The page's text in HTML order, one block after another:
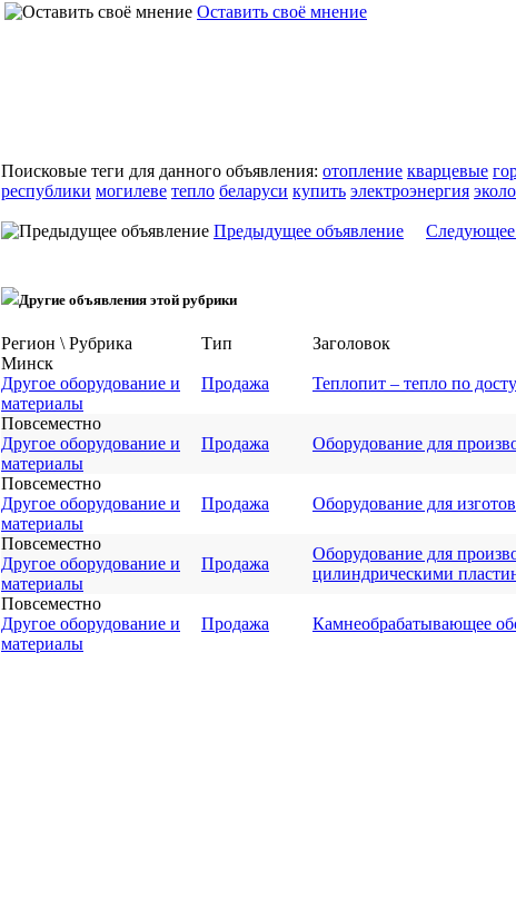
Оставить своё мнение
Поисковые теги для данного объявления: отопление кварцевые
республики могилеве тепло беларуси купить электроэнергия
Предыдущее объявление Следующее
Другие объявления этой рубрики
Регион \ Рубрика Тип Заголовок
Минск
Другое оборудование и
материалы
Продажа Теплопит – тепло по
Повсеместно
Другое оборудование и
материалы
Продажа Оборудование для
Повсеместно
Другое оборудование и
материалы
Продажа Оборудование для
Повсеместно
Другое оборудование и
материалы
Продажа
Оборудование для
цилиндрическими
Повсеместно
Другое оборудование и
материалы
Продажа Камнеобрабатывающее